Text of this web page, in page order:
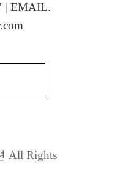
| EMAIL.
All Rights